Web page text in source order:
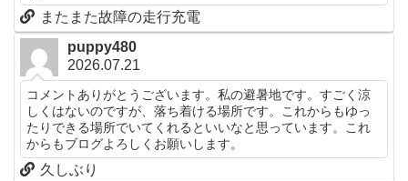
またまた故障の走行充電
puppy480
2026.07.21
コメントありがとうございます。私の避暑地です。すごく涼
しくはないのですが、落ち着ける場所です。これからもゆっ
たりできる場所でいてくれるといいなと思っています。これ
からもブログよろしくお願いします。
久しぶり